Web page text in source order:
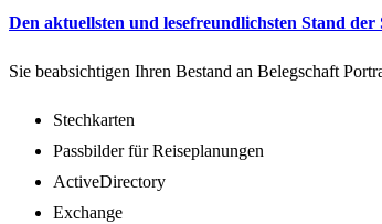
Den aktuellsten und lesefreundlichsten Stand der
Sie beabsichtigen Ihren Bestand an Belegschaft
Stechkarten
Passbilder für Reiseplanungen
ActiveDirectory
Exchange